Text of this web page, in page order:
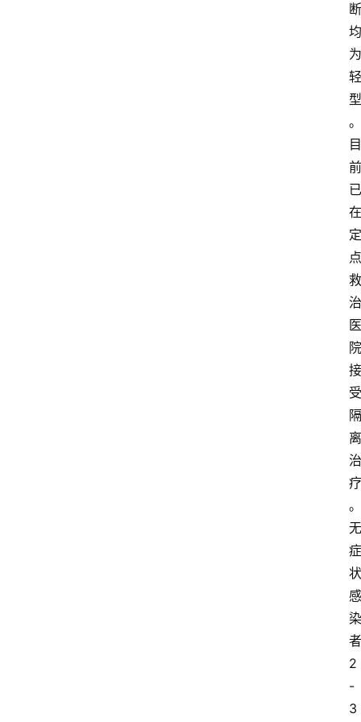
断
均
为
轻
型
。
目
前
已
在
定
点
救
治
医
院
接
受
隔
离
治
疗
。
无
症
状
感
染
者
2
-
3